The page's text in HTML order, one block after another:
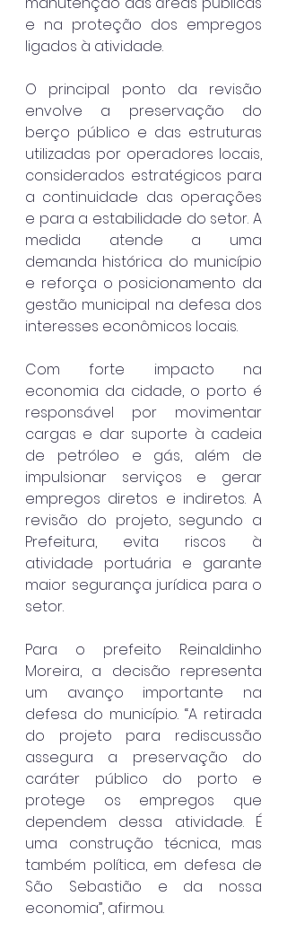
e na proteção dos empregos
ligados à atividade.
O principal ponto da revisão
envolve a preservação do
berço público e das estruturas
utilizadas por operadores locais,
considerados estratégicos para
a continuidade das operações
e para a estabilidade do setor. A
medida atende a uma
demanda histórica do município
e reforça o posicionamento da
gestão municipal na defesa dos
interesses econômicos locais.
Com forte impacto na
economia da cidade, o porto é
responsável por movimentar
cargas e dar suporte à cadeia
de petróleo e gás, além de
impulsionar serviços e gerar
empregos diretos e indiretos. A
revisão do projeto, segundo a
Prefeitura, evita riscos à
atividade portuária e garante
maior segurança jurídica para o
setor.
Para o prefeito Reinaldinho
Moreira, a decisão representa
um avanço importante na
defesa do município. “A retirada
do projeto para rediscussão
assegura a preservação do
caráter público do porto e
protege os empregos que
dependem dessa atividade. É
uma construção técnica, mas
também política, em defesa de
São Sebastião e da nossa
economia”, afirmou.